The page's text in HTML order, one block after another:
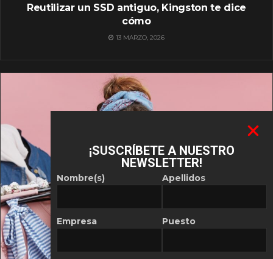
Reutilizar un SSD antiguo, Kingston te dice
cómo
13 MARZO, 2026
¡SUSCRÍBETE A NUESTRO
NEWSLETTER!
Nombre(s)
Empresa
Apellidos
Puesto